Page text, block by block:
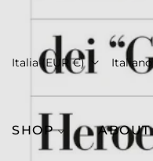
Italia (EUR €) Italiano
SHOP ABOUT